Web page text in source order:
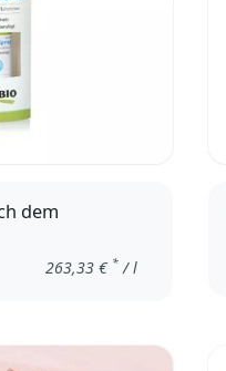
dem
263,33 € * / l